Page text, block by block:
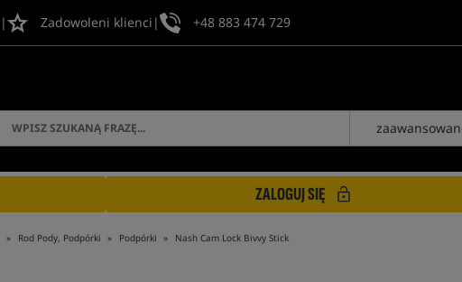
| Zadowoleni klienci | +48 883 474 729
ZALOGUJ SIĘ
Rod Pody, Podpórki Podpórki Nash Cam Lock Bivvy Stick